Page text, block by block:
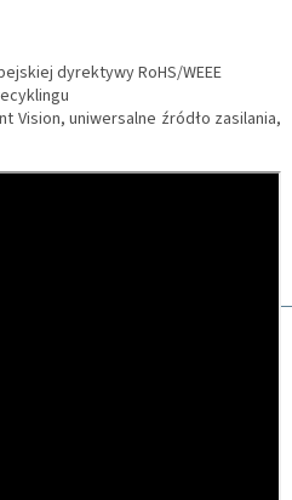
dyrektywy RoHS/WEEE
Vision, uniwersalne źródło zasilania,